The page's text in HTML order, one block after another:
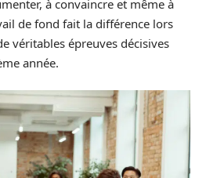
à convaincre et même à
de fond fait la différence lors
véritables épreuves décisives
année.